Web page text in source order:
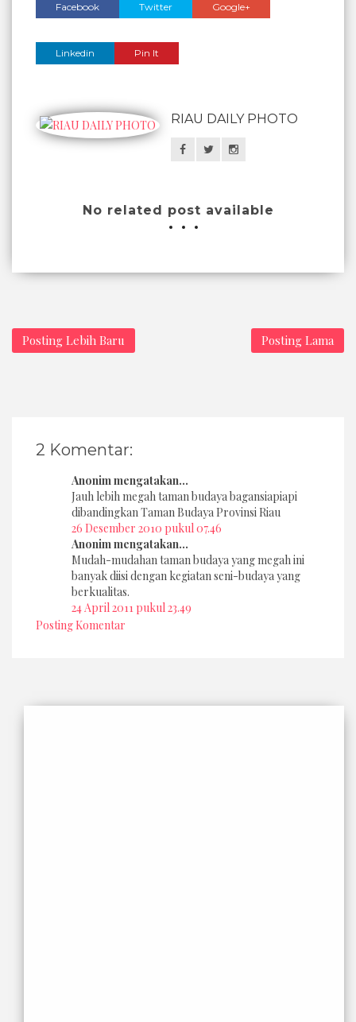
Facebook Twitter Google+
Linkedin Pin It
RIAU DAILY PHOTO
No related post available
Posting Lebih Baru Posting Lama
2 Komentar:
Anonim mengatakan...
Jauh lebih megah taman budaya bagansiapiapi
dibandingkan Taman Budaya Provinsi Riau
26 Desember 2010 pukul 07.46
Anonim mengatakan...
Mudah-mudahan taman budaya yang megah ini
banyak diisi dengan kegiatan seni-budaya yang
berkualitas.
24 April 2011 pukul 23.49
Posting Komentar